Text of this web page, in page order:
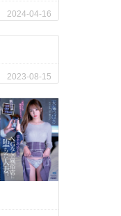
2024-04-16
2023-08-15